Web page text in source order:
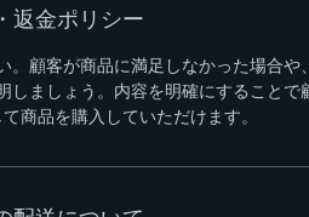
返金ポリシー
。顧客が商品に満足しなかった場合や
しましょう。内容を明確にすることで
商品を購入していただけます。